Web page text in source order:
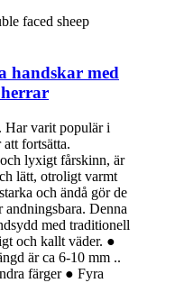
handskar med
Har varit populär i
fortsätta.
lyxigt fårskinn, är
lätt, otroligt varmt
och ändå gör de
Denna
med traditionell
och kallt väder. ●
är ca 6-10 mm ..
färger ● Fyra